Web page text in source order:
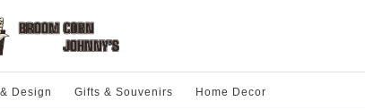
Design Gifts & Souvenirs Home Decor